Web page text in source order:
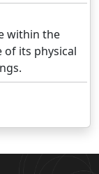
within the
its physical